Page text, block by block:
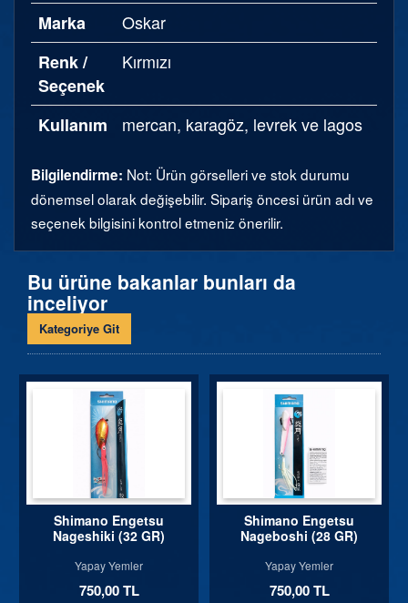
Marka
Oskar
Renk /
Seçenek
Kırmızı
Kullanım mercan, karagöz, levrek ve lagos
Bilgilendirme: Not: Ürün görselleri ve stok durumu
dönemsel olarak değişebilir. Sipariş öncesi ürün adı ve
seçenek bilgisini kontrol etmeniz önerilir.
Bu ürüne bakanlar bunları da
inceliyor
Kategoriye Git
Shimano Engetsu
Nageshiki (32 GR)
Yapay Yemler
750,00 TL
Shimano Engetsu
Nageboshi (28 GR)
Yapay Yemler
750,00 TL